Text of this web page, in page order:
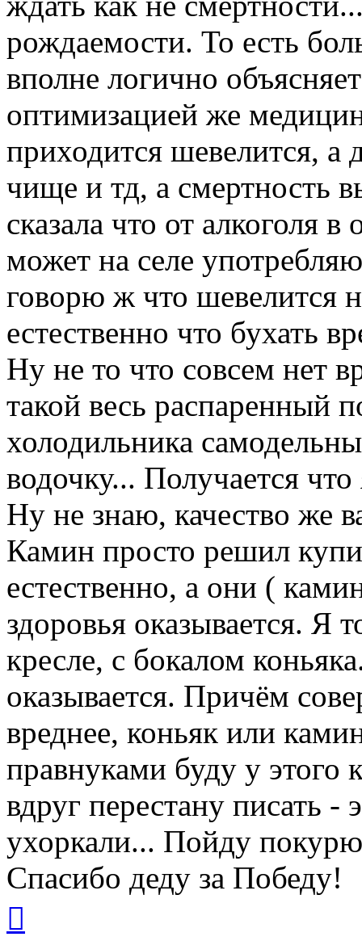
рождаемости. То есть
вполне логично
оптимизацией же
приходится шевелится, а
чище и тд, а смертность
сказала что от алкоголя
может на селе
говорю ж что шевелится
естественно что бухать
Ну не то что совсем нет
такой весь распаренный
холодильника
водочку... Получается
Ну не знаю, качество же
Камин просто решил
естественно, а они (
здоровья оказывается. Я
кресле, с бокалом
оказывается. Причём
вреднее, коньяк или
правнуками буду у этого
вдруг перестану писать -
ухоркали... Пойду
Спасибо деду за Победу!
началу